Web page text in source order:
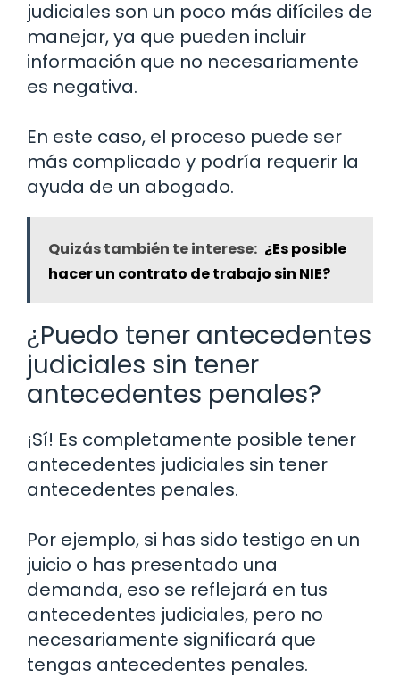
judiciales son un poco más difíciles de
manejar, ya que pueden incluir
información que no necesariamente
es negativa.
En este caso, el proceso puede ser
más complicado y podría requerir la
ayuda de un abogado.
Quizás también te interese: ¿Es posible
hacer un contrato de trabajo sin NIE?
¿Puedo tener antecedentes
judiciales sin tener
antecedentes penales?
¡Sí! Es completamente posible tener
antecedentes judiciales sin tener
antecedentes penales.
Por ejemplo, si has sido testigo en un
juicio o has presentado una
demanda, eso se reflejará en tus
antecedentes judiciales, pero no
necesariamente significará que
tengas antecedentes penales.